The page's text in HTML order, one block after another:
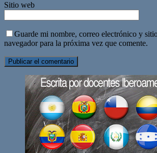
Sitio web
Guarde mi nombre, correo electrónico y
navegador para la próxima vez que comente.